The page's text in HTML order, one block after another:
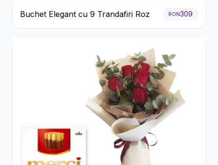
Buchet Elegant cu 9 Trandafiri Roz RON309